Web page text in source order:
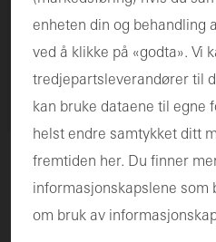
Partner
Investoren
enheten din og behandling
ved å klikke på «godta». Vi
tredjepartsleverandører til
kan bruke dataene til egne
helst endre samtykket ditt
fremtiden her. Du finner
informasjonskapslene
om bruk av